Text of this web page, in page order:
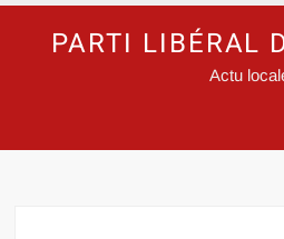
PARTI LIBÉRAL
Actu